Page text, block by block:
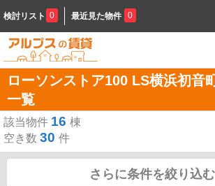
検討リスト 0 最近見た物件 0
ローソンストア100 LS横浜初音
一覧
該当物件 16 棟
空き数 30 件
さらに条件を絞り込む